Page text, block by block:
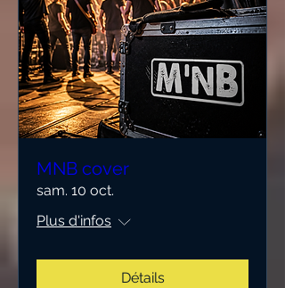
MNB cover
sam. 10 oct.
Plus d'infos
Détails